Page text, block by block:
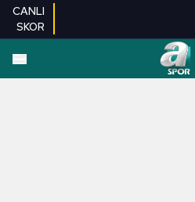
CANLI
SKOR